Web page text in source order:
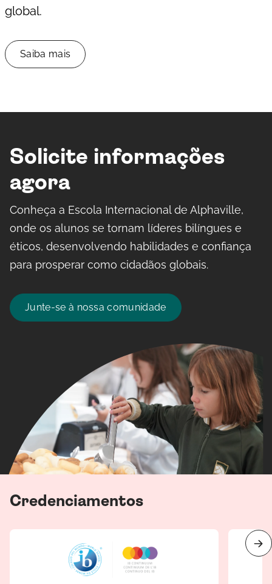
global.
Saiba mais
Solicite informações
agora
Conheça a Escola Internacional de Alphaville,
onde os alunos se tornam líderes bilíngues e
éticos, desenvolvendo habilidades e confiança
para prosperar como cidadãos globais.
Junte-se à nossa comunidade
Credenciamentos